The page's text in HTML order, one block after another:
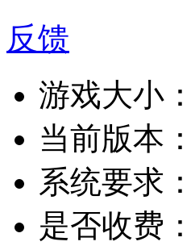
反馈
游戏大小：
当前版本：
系统要求：
是否收费：